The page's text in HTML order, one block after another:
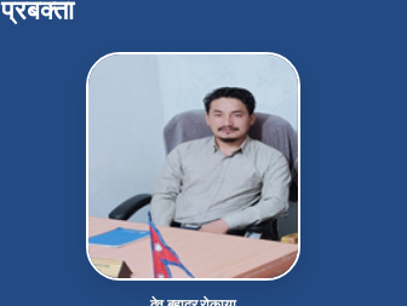
प्रबक्ता